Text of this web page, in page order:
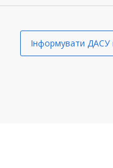
Інформувати ДАСУ